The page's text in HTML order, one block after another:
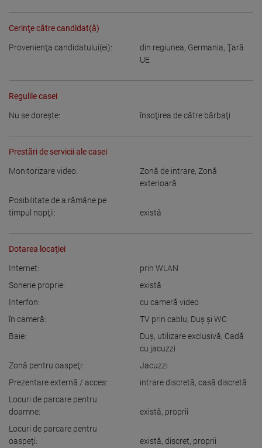
Cerinţe către candidat(ă)
Provenienţa candidatului(ei): din regiunea, Germania, Ţară
UE
Regulile casei
Nu se doreşte: însoţirea de către bărbaţi
Prestări de servicii ale casei
Monitorizare video: Zonă de intrare, Zonă
exterioară
Posibilitate de a rămâne pe
timpul nopţii:
există
Dotarea locaţiei
Internet:
prin WLAN
Sonerie proprie:
există
Interfon:
cu cameră video
în cameră:
TV prin cablu, Duş şi WC
Baie:
Duş, utilizare exclusivă, Cadă
cu jacuzzi
Zonă pentru oaspeţi:
Jacuzzi
Prezentare externă / acces:
intrare discretă, casă discretă
Locuri de parcare pentru
doamne:
există, proprii
Locuri de parcare pentru
oaspeţi:
există, discret, proprii